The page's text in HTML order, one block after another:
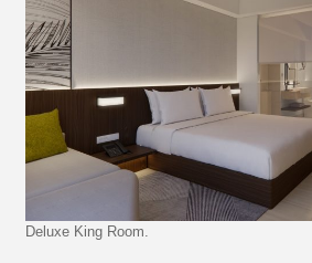
Deluxe King Room.